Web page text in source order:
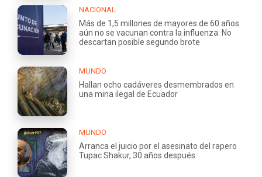
NACIONAL
Más de 1,5 millones de mayores de 60 años
aún no se vacunan contra la influenza: No
descartan posible segundo brote
MUNDO
Hallan ocho cadáveres desmembrados en
una mina ilegal de Ecuador
MUNDO
Arranca el juicio por el asesinato del rapero
Tupac Shakur, 30 años después